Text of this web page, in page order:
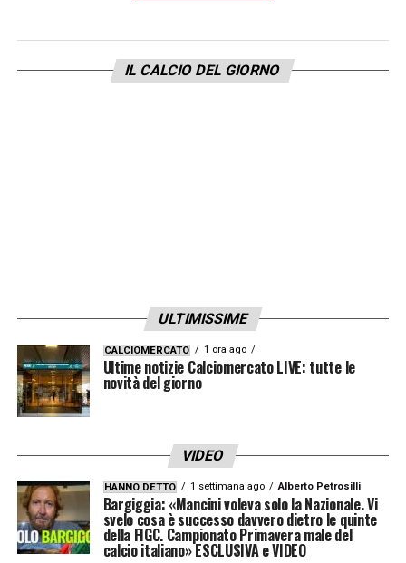
d’ufficio per i tesserati del Palermo, una
situazione che dispiace quella vissuta dalla
LA PLAYLIST DELLE NOSTRE TOP NEWS
IL CALCIO DEL GIORNO
ULTIMISSIME
CALCIOMERCATO 1 ora ago
Ultime notizie Calciomercato LIVE: tutte le
novità del giorno
VIDEO
HANNO DETTO 1 settimana ago Alberto Petrosilli
Bargiggia: «Mancini voleva solo la Nazionale. Vi
svelo cosa è successo davvero dietro le quinte
della FIGC. Campionato Primavera male del
calcio italiano» ESCLUSIVA e VIDEO